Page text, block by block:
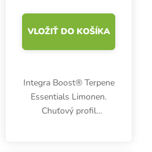
VLOŽIŤ DO KOŠÍKA
Integra Boost® Terpene
Essentials Limonen.
Chuťový profil